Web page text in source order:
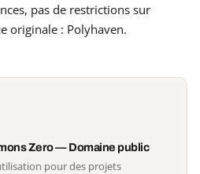
pas de restrictions sur
originale : Polyhaven.
Zero — Domaine public
pour des projets